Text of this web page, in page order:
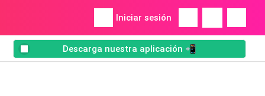
Iniciar sesión
Descarga nuestra aplicación 📲